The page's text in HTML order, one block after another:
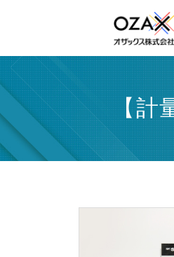
【計